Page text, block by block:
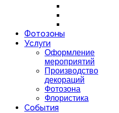
Фотозоны
Услуги
Оформление
мероприятий
Производство
декораций
Фотозона
Флористика
События